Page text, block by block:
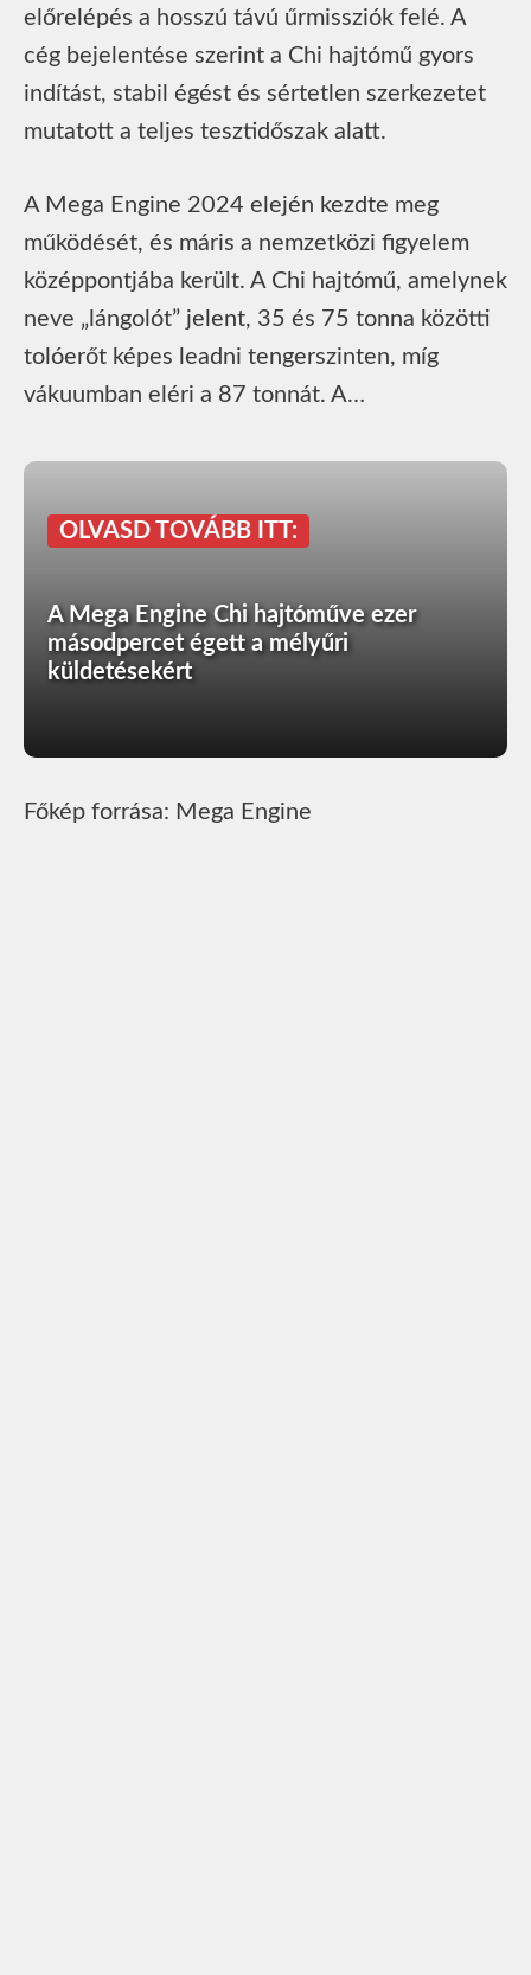
előrelépés a hosszú távú űrmissziók felé. A
cég bejelentése szerint a Chi hajtómű gyors
indítást, stabil égést és sértetlen szerkezetet
mutatott a teljes tesztidőszak alatt.
A Mega Engine 2024 elején kezdte meg
működését, és máris a nemzetközi figyelem
középpontjába került. A Chi hajtómű, amelynek
neve „lángolót” jelent, 35 és 75 tonna közötti
tolóerőt képes leadni tengerszinten, míg
vákuumban eléri a 87 tonnát. A…
OLVASD TOVÁBB ITT:
A Mega Engine Chi hajtóműve ezer
másodpercet égett a mélyűri
küldetésekért
Főkép forrása: Mega Engine